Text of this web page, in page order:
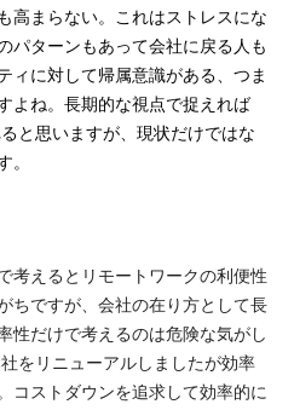
高まらない。これはストレスにな
パターンもあって会社に戻る人も
ィに対して帰属意識がある、つま
よね。長期的な視点で捉えれば
と思いますが、現状だけではな
。
考えるとリモートワークの利便性
ちですが、会社の在り方として長
性だけで考えるのは危険な気がし
をリニューアルしましたが効率
コストダウンを追求して効率的に